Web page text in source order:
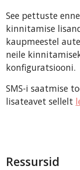
See pettuste
kinnitamise
kaupmeestel
neile
konfiguratsiooni.
SMS-i saatmise
lisateavet sellelt
Ressursid